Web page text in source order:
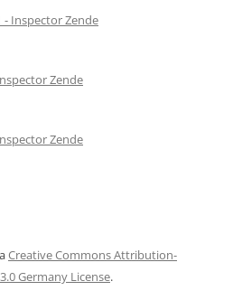
- Inspector Zende
Zende
Zende
Creative Commons Attribution-
Germany License.